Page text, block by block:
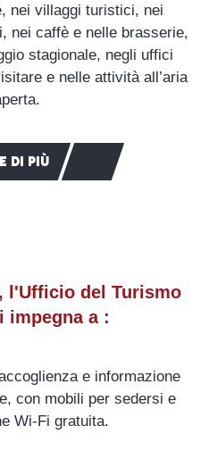
nei villaggi turistici, nei
nei caffè e nelle brasserie,
stagionale, negli uffici
e nelle attività all’aria
DI PIÙ
l'Ufficio del Turismo
impegna a :
e informazione
con mobili per sedersi e
Wi-Fi gratuita.